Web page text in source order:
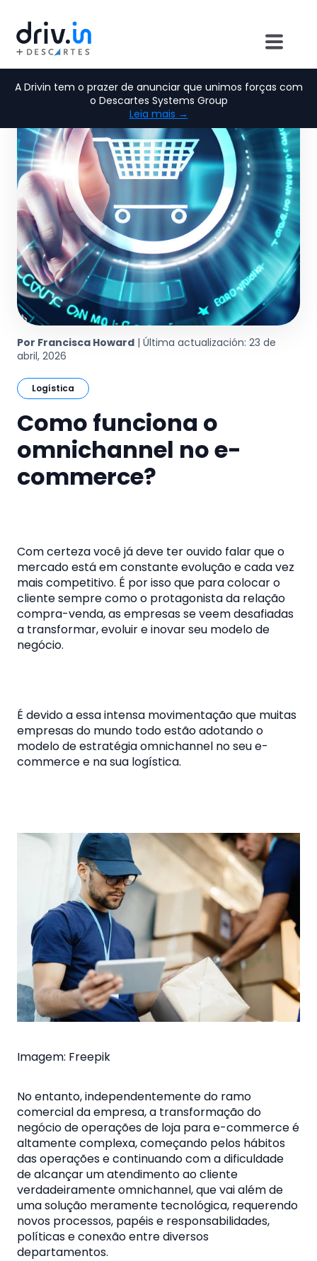
A Drivin tem o prazer de anunciar que unimos forças com
o Descartes Systems Group
Leia mais →
Por Francisca Howard | Última actualización: 23 de
abril, 2026
Logística
Como funciona o
omnichannel no e-
commerce?
Com certeza você já deve ter ouvido falar que o
mercado está em constante evolução e cada vez
mais competitivo. É por isso que para colocar o
cliente sempre como o protagonista da relação
compra-venda, as empresas se veem desafiadas
a transformar, evoluir e inovar seu modelo de
negócio.
É devido a essa intensa movimentação que muitas
empresas do mundo todo estão adotando o
modelo de estratégia omnichannel no seu e-
commerce e na sua logística.
Imagem: Freepik
No entanto, independentemente do ramo
comercial da empresa, a transformação do
negócio de operações de loja para e-commerce é
altamente complexa, começando pelos hábitos
das operações e continuando com a dificuldade
de alcançar um atendimento ao cliente
verdadeiramente omnichannel, que vai além de
uma solução meramente tecnológica, requerendo
novos processos, papéis e responsabilidades,
políticas e conexão entre diversos
departamentos.